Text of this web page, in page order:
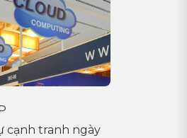
cạnh tranh ngày